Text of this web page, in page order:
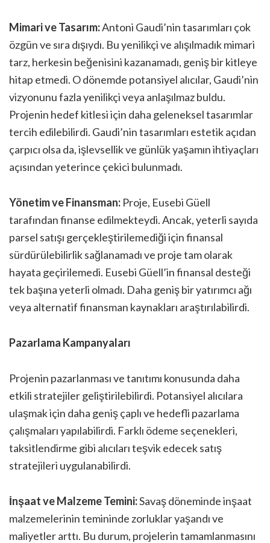
Mimari ve Tasarım:Antoni Gaudi’nin tasarımları çok
özgün ve sıra dışıydı. Bu yenilikçi ve alışılmadık mimari
tarz, herkesin beğenisini kazanamadı, geniş bir kitleye
hitap etmedi. O dönemde potansiyel alıcılar, Gaudi’nin
vizyonunu fazla yenilikçi veya anlaşılmaz buldu.
Projenin hedef kitlesi için daha geleneksel tasarımlar
tercih edilebilirdi. Gaudi’nin tasarımları estetik açıdan
çarpıcı olsa da, işlevsellik ve günlük yaşamın ihtiyaçları
açısından yeterince çekici bulunmadı.
Yönetim ve Finansman: Proje, Eusebi Güell
tarafından finanse edilmekteydi. Ancak, yeterli sayıda
parsel satışı gerçekleştirilemediği için finansal
sürdürülebilirlik sağlanamadı ve proje tam olarak
hayata geçirilemedi. Eusebi Güell’in finansal desteği
tek başına yeterli olmadı. Daha geniş bir yatırımcı ağı
veya alternatif finansman kaynakları araştırılabilirdi.
Pazarlama Kampanyaları
Projenin pazarlanması ve tanıtımı konusunda daha
etkili stratejiler geliştirilebilirdi. Potansiyel alıcılara
ulaşmak için daha geniş çaplı ve hedefli pazarlama
çalışmaları yapılabilirdi. Farklı ödeme seçenekleri,
taksitlendirme gibi alıcıları teşvik edecek satış
stratejileri uygulanabilirdi.
İnşaat ve Malzeme Temini:Savaş döneminde inşaat
malzemelerinin temininde zorluklar yaşandı ve
maliyetler arttı. Bu durum, projelerin tamamlanmasını